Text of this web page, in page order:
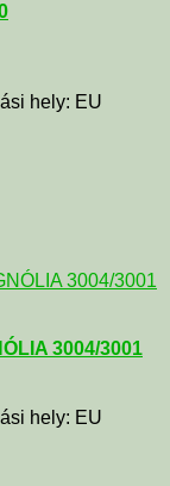
hely: EU
3004/3001
hely: EU